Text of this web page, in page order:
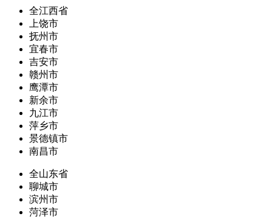
全江西省
上饶市
抚州市
宜春市
吉安市
赣州市
鹰潭市
新余市
九江市
萍乡市
景德镇市
南昌市
全山东省
聊城市
滨州市
菏泽市